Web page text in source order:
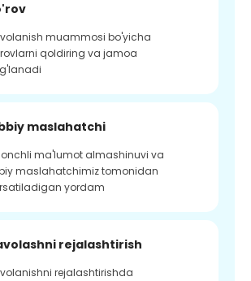
muammosi bo'yicha
qoldiring va jamoa
maslahatchi
ma'lumot almashinuvi va
maslahatchimiz tomonidan
yordam
rejalashtirish
rejalashtirishda